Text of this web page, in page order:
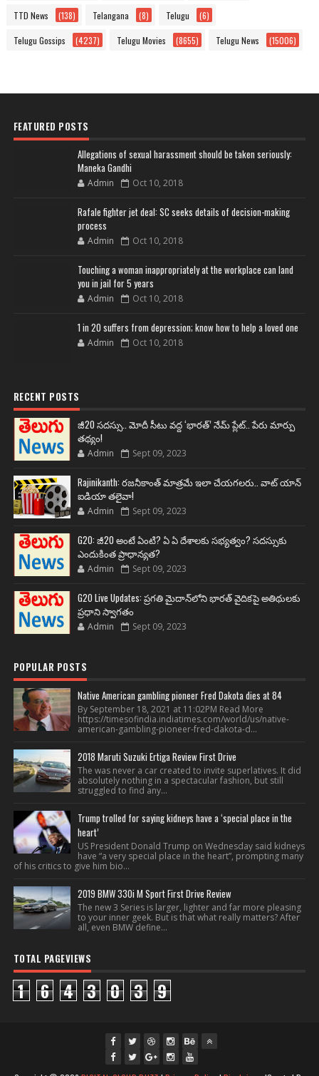
TTD News (138) Telangana (8) Telugu (6)
Telugu Gossips (4237) Telugu Movies (8655) Telugu News (15006)
FEATURED POSTS
Allegations of sexual harassment should be taken seriously:
Maneka Gandhi
Admin Oct 10, 2018
Rafale fighter jet deal: SC seeks details of decision-making
process
Admin Oct 10, 2018
Touching a woman inappropriately at the workplace can land
you in jail for 5 years
Admin Oct 10, 2018
1 in 20 suffers from depression; know how to help a loved one
Admin Oct 10, 2018
RECENT POSTS
జీ20 సదస్సు.. మోదీ సీటు వద్ద ‘భారత్’ నేమ్ ప్లేట్‌.. పేరు మార్పు
తథ్యం!
Admin Sept 09, 2023
Rajinikanth: రజనీకాంత్ మాత్రమే ఇలా చేయగలరు.. వాట్ యాన్
ఐడియా తలైవా!
Admin Sept 09, 2023
G20: జీ20 అంటే ఏంటి? ఏ ఏ దేశాలకు సభ్యత్వం? సదస్సుకు
ఎందుకింత ప్రాధాన్యత?
Admin Sept 09, 2023
G20 Live Updates: ప్రగతి మైదాన్‌లోని భారత్ వైదికపై అతిథులకు
ప్రధాని స్వాగతం
Admin Sept 09, 2023
POPULAR POSTS
Native American gambling pioneer Fred Dakota dies at 84
By September 18, 2021 at 11:02PM Read More
https://timesofindia.indiatimes.com/world/us/native-
american-gambling-pioneer-fred-dakota-d...
2018 Maruti Suzuki Ertiga Review First Drive
The was never a car created to invite superlatives. It did
absolutely nothing in a spectacular fashion, but still
struggled to find any...
Trump trolled for saying kidneys have a ‘special place in the
heart’
US President Donald Trump on Wednesday said kidneys
have “a very special place in the heart”, prompting many
of his critics to give him bio...
2019 BMW 330i M Sport First Drive Review
The new 3 Series is larger, lighter and far more pleasing
to your inner geek. But is that what really matters? After
all, even BMW define...
TOTAL PAGEVIEWS
1 6 4 3 0 3 9
fac twi gpl ins you